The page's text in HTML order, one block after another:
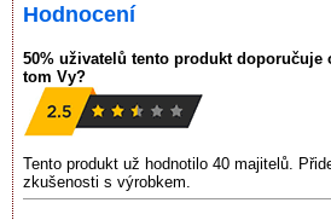
Hodnocení
50% uživatelů tento produkt doporučuje
tom Vy?
Tento produkt už hodnotilo 40 majitelů.
zkušenosti s výrobkem.